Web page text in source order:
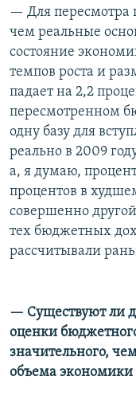
— Для пересмотра
чем реальные
состояние
темпов роста и
падает на 2,2
пересмотренном
одну базу для
реально в 2009
а, я думаю,
процентов в
совершенно
тех бюджетных
рассчитывали
— Существуют ли
оценки
значительного,
объема экономики